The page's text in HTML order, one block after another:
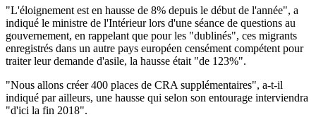
"L'éloignement est en hausse de 8% depuis le début de l'année", a
indiqué le ministre de l'Intérieur lors d'une séance de questions au
gouvernement, en rappelant que pour les "dublinés", ces migrants
enregistrés dans un autre pays européen censément compétent pour
traiter leur demande d'asile, la hausse était "de 123%".
"Nous allons créer 400 places de CRA supplémentaires", a-t-il
indiqué par ailleurs, une hausse qui selon son entourage interviendra
"d'ici la fin 2018".